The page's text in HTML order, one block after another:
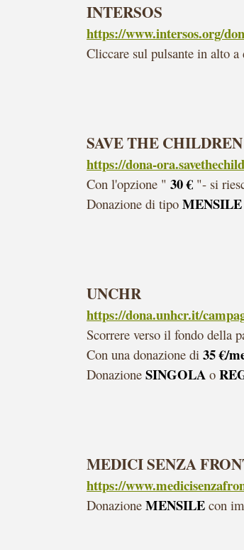
INTERSOS
https://www.intersos.org/
Cliccare sul pulsante in alto a
SAVE THE CHILDREN
https://dona-
Con l'opzione " 30€ "- si
Donazione di tipo MENSILE
UNCHR
https://dona.unhcr.it/
Scorrere verso il fondo della
Con una donazione di 35 €/
Donazione SINGOLA o
MEDICI SENZA
https://
Donazione MENSILE con